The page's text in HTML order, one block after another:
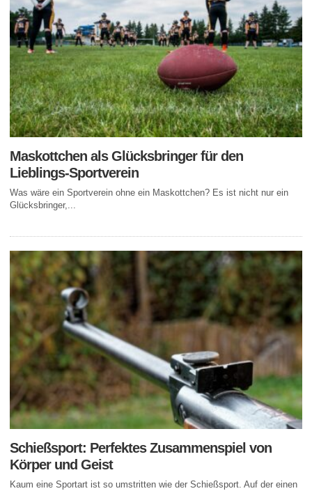
Maskottchen als Glücksbringer für den
Lieblings-Sportverein
Was wäre ein Sportverein ohne ein Maskottchen? Es ist nicht nur ein
Glücksbringer,...
Schießsport: Perfektes Zusammenspiel von
Körper und Geist
Kaum eine Sportart ist so umstritten wie der Schießsport. Auf der einen